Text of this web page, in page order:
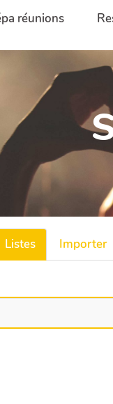
réunions
Listes Importer